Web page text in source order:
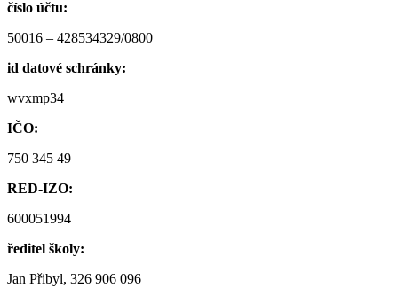
číslo účtu:
50016 – 428534329/0800
id datové schránky:
wvxmp34
IČO:
750 345 49
RED-IZO:
600051994
ředitel školy:
Jan Přibyl, 326 906 096